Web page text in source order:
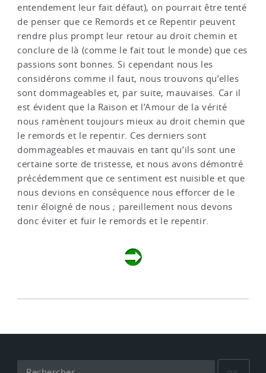
entendement leur fait défaut), on pourrait être tenté
de penser que ce Remords et ce Repentir peuvent
rendre plus prompt leur retour au droit chemin et
conclure de là (comme le fait tout le monde) que ces
passions sont bonnes. Si cependant nous les
considérons comme il faut, nous trouvons qu’elles
sont dommageables et, par suite, mauvaises. Car il
est évident que la Raison et l’Amour de la vérité
nous ramènent toujours mieux au droit chemin que
le remords et le repentir. Ces derniers sont
dommageables et mauvais en tant qu’ils sont une
certaine sorte de tristesse, et nous avons démontré
précédemment que ce sentiment est nuisible et que
nous devions en conséquence nous efforcer de le
tenir éloigné de nous ; pareillement nous devons
donc éviter et fuir le remords et le repentir.